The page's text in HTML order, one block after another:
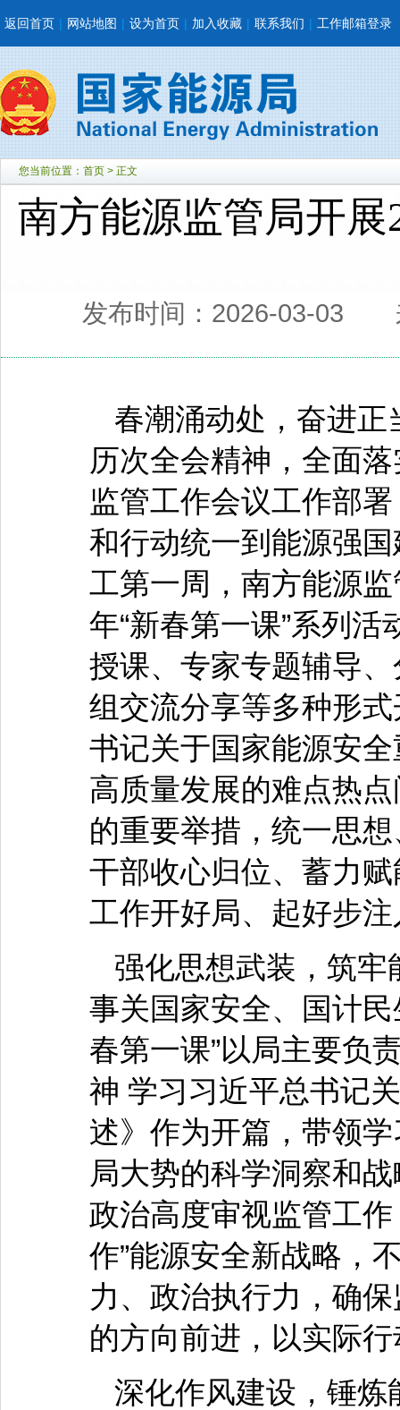
返回首页 | 网站地图 | 设为首页 | 加入收藏 | 联系我们 | 工作邮箱登录
您当前位置： 首页 > 正文
南方能源监管局开展
发布时间：2026-03-03
春潮涌动处，奋进
历次全会精神，全面
监管工作会议工作部
和行动统一到能源强
工第一周，南方能源
年“新春第一课”系列
授课、专家专题辅导
组交流分享等多种形
书记关于国家能源安
高质量发展的难点热
的重要举措，统一思
干部收心归位、蓄力
工作开好局、起好步
强化思想武装，筑
事关国家安全、国计
春第一课”以局主要负
神 学习习近平总书记
述》作为开篇，带领
局大势的科学洞察和
政治高度审视监管工
作”能源安全新战略，
力、政治执行力，确
的方向前进，以实际
深化作风建设，锤